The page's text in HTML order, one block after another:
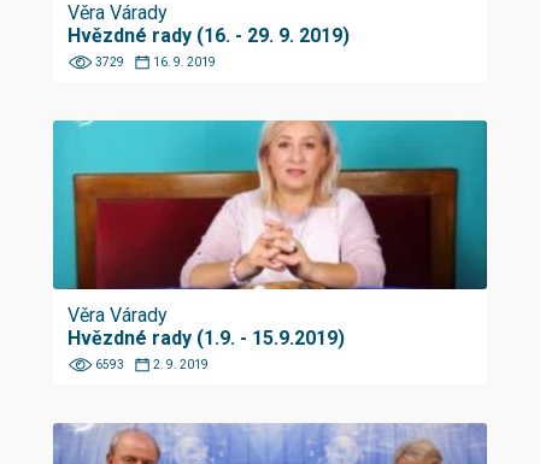
Věra Várady
Hvězdné rady (16. - 29. 9. 2019)
3729 16. 9. 2019
Věra Várady
Hvězdné rady (1.9. - 15.9.2019)
6593 2. 9. 2019